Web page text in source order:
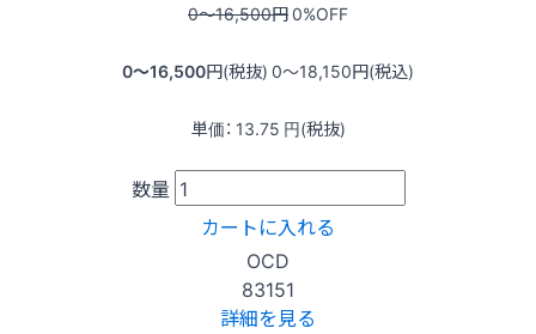
0〜16,500円0%OFF
0〜16,500円(税抜) 0〜18,150円(税込)
単価： 13.75 円(税抜)
数量
カートに入れる
OCD
83151
詳細を見る